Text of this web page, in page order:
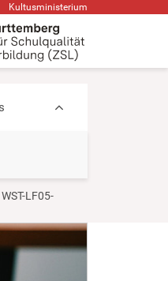
Kultusministerium
WST-LF05-